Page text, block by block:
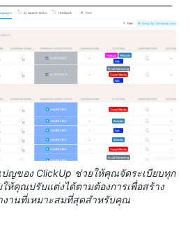
ปญของ ClickUp ช่วยให้คุณจัดระเบียบทุก
ให้คุณปรับแต่งได้ตามต้องการเพื่อสร้าง
งานที่เหมาะสมที่สุดสำหรับคุณ